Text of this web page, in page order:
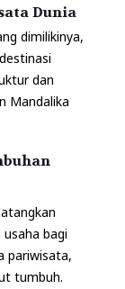
Dunia
dimilikinya,
dan
Mandalika
bagi
pariwisata,
tumbuh.